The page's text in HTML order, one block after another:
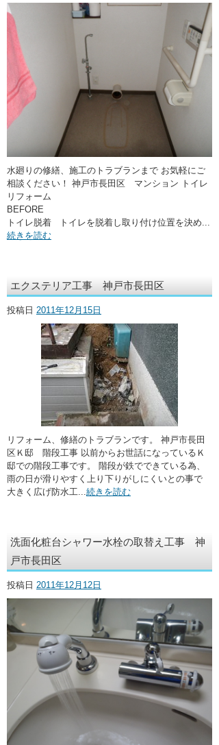
水廻りの修繕、施工のトラブランまで お気軽にご
相談ください！ 神戸市長田区 マンション トイレ
リフォーム
BEFORE
トイレ脱着 トイレを脱着し取り付け位置を決め...
続きを読む
エクステリア工事 神戸市長田区
投稿日 2011年12月15日
リフォーム、修繕のトラブランです。 神戸市長田
区Ｋ邸 階段工事 以前からお世話になっているＫ
邸での階段工事です。 階段が鉄でできている為、
雨の日が滑りやすく上り下りがしにくいとの事で
大きく広げ防水工... 続きを読む
洗面化粧台シャワー水栓の取替え工事 神
戸市長田区
投稿日 2011年12月12日